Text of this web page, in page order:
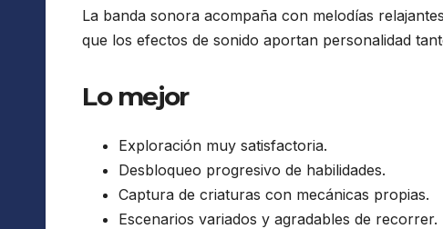
La banda sonora acompaña con melodías
que los efectos de sonido aportan personalidad
Lo mejor
Exploración muy satisfactoria.
Desbloqueo progresivo de habilidades.
Captura de criaturas con mecánicas propias.
Escenarios variados y agradables de recorrer.